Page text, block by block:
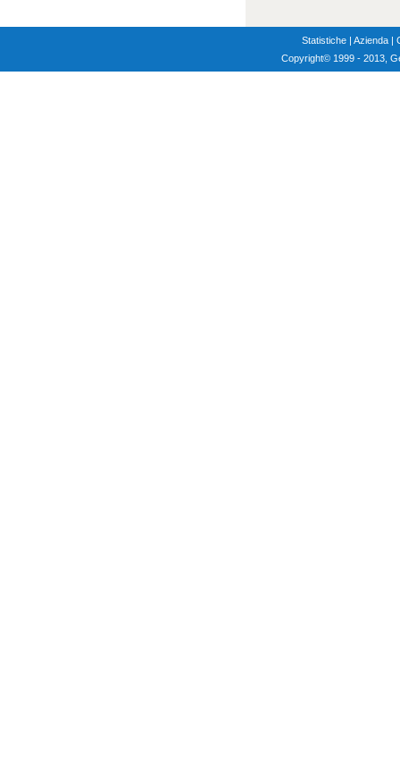
Statistiche | Azienda |
Copyright© 1999 - 2013,